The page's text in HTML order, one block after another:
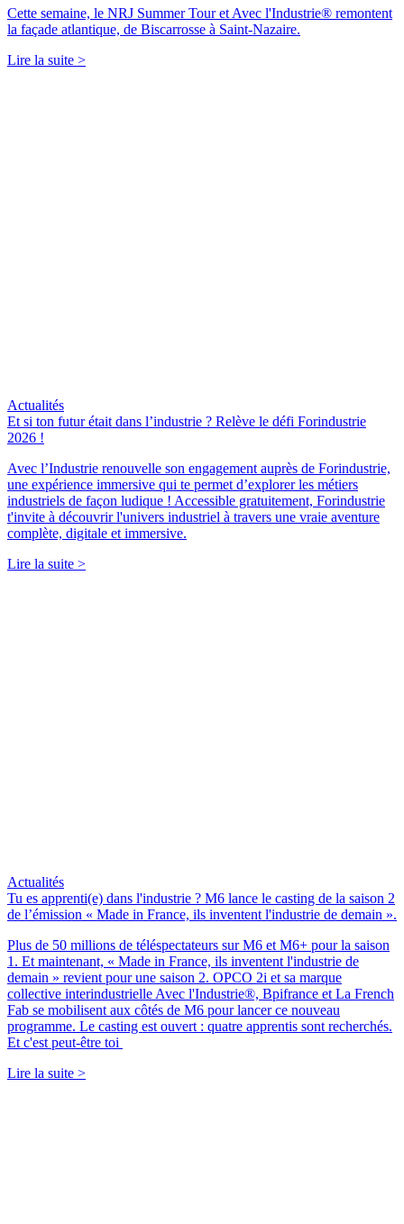
Cette semaine, le NRJ Summer Tour et Avec l'Industrie® remontent
la façade atlantique, de Biscarrosse à Saint-Nazaire.
Lire la suite >
Actualités
Et si ton futur était dans l’industrie ? Relève le défi Forindustrie
2026 !
Avec l’Industrie renouvelle son engagement auprès de Forindustrie,
une expérience immersive qui te permet d’explorer les métiers
industriels de façon ludique ! Accessible gratuitement, Forindustrie
t'invite à découvrir l'univers industriel à travers une vraie aventure
complète, digitale et immersive.
Lire la suite >
Actualités
Tu es apprenti(e) dans l'industrie ? M6 lance le casting de la saison 2
de l’émission « Made in France, ils inventent l'industrie de demain ».
Plus de 50 millions de téléspectateurs sur M6 et M6+ pour la saison
1. Et maintenant, « Made in France, ils inventent l'industrie de
demain » revient pour une saison 2. OPCO 2i et sa marque
collective interindustrielle Avec l'Industrie®, Bpifrance et La French
Fab se mobilisent aux côtés de M6 pour lancer ce nouveau
programme. Le casting est ouvert : quatre apprentis sont recherchés.
Et c'est peut-être toi
Lire la suite >